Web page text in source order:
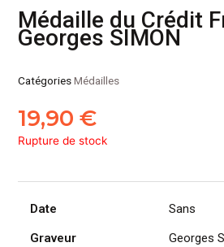
Médaille du Crédit
Georges SIMON
CatégoriesMédailles
19,90€
Rupture de stock
Date
Sans
Graveur
Georges